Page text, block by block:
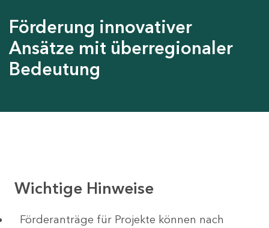
Förderung innovativer
Ansätze mit überregionaler
Bedeutung
Wichtige Hinweise
Förderanträge für Projekte können nach